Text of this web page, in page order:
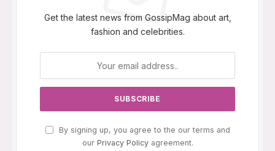
Get the latest news from GossipMag about art,
fashion and celebrities.
By signing up, you agree to the our terms and
our Privacy Policyagreement.